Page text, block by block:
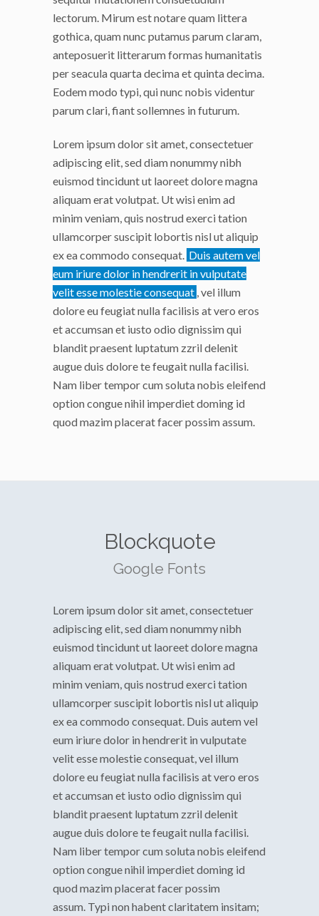
lectorum. Mirum est notare quam littera
gothica, quam nunc putamus parum claram,
anteposuerit litterarum formas humanitatis
per seacula quarta decima et quinta decima.
Eodem modo typi, qui nunc nobis videntur
parum clari, fiant sollemnes in futurum.
Lorem ipsum dolor sit amet, consectetuer
adipiscing elit, sed diam nonummy nibh
euismod tincidunt ut laoreet dolore magna
aliquam erat volutpat. Ut wisi enim ad
minim veniam, quis nostrud exerci tation
ullamcorper suscipit lobortis nisl ut aliquip
ex ea commodo consequat. Duis autem vel
eum iriure dolor in hendrerit in vulputate
velit esse molestie consequat , vel illum
dolore eu feugiat nulla facilisis at vero eros
et accumsan et iusto odio dignissim qui
blandit praesent luptatum zzril delenit
augue duis dolore te feugait nulla facilisi.
Nam liber tempor cum soluta nobis eleifend
option congue nihil imperdiet doming id
quod mazim placerat facer possim assum.
Blockquote
Google Fonts
Lorem ipsum dolor sit amet, consectetuer
adipiscing elit, sed diam nonummy nibh
euismod tincidunt ut laoreet dolore magna
aliquam erat volutpat. Ut wisi enim ad
minim veniam, quis nostrud exerci tation
ullamcorper suscipit lobortis nisl ut aliquip
ex ea commodo consequat. Duis autem vel
eum iriure dolor in hendrerit in vulputate
velit esse molestie consequat, vel illum
dolore eu feugiat nulla facilisis at vero eros
et accumsan et iusto odio dignissim qui
blandit praesent luptatum zzril delenit
augue duis dolore te feugait nulla facilisi.
Nam liber tempor cum soluta nobis eleifend
option congue nihil imperdiet doming id
quod mazim placerat facer possim
assum. Typi non habent claritatem insitam;